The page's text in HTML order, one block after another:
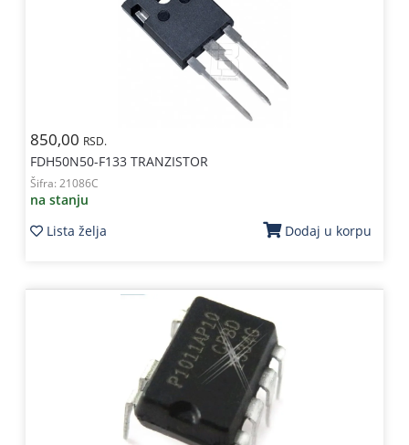
850,00 RSD.
FDH50N50-F133 TRANZISTOR
Šifra: 21086C
na stanju
Lista želja
Dodaj u korpu